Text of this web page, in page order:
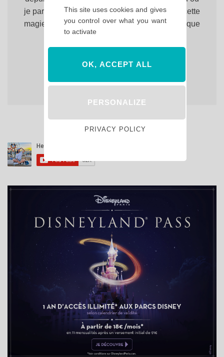
je partage avec vous, chaque jour un peu de cette
magie qui fait de Disneyland Paris, un lieu unique
en Europe !
This site uses cookies and gives
you control over what you want
to activate
OK, ACCEPT ALL
PERSONALIZE
PRIVACY POLICY